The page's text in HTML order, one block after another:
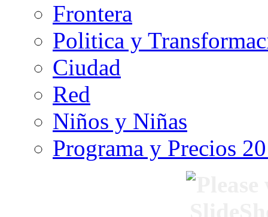
Frontera
Politica y
Ciudad
Red
Niños y Niñas
Programa y Precios